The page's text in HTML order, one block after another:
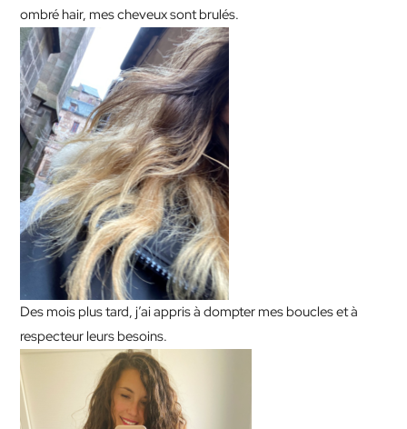
ombré hair, mes cheveux sont brulés.
Des mois plus tard, j’ai appris à dompter mes boucles et à
respecteur leurs besoins.